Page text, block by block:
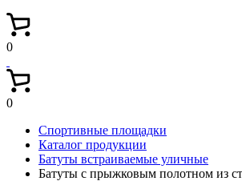
0
0
Спортивные площадки
Каталог продукции
Батуты встраиваемые уличные
Батуты с прыжковым полотном из